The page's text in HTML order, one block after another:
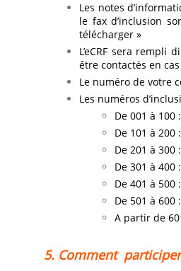
Les notes
le fax d’inclusion
télécharger »
L’eCRF sera rempli
être contactés en
Le numéro de votre
Les numéros
De 001 à
De 101 à
De 201 à
De 301 à
De 401 à
De 501 à
A partir de
5. Comment